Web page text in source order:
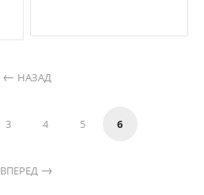
НАЗАД
3 4 5 6
ВПЕРЕД